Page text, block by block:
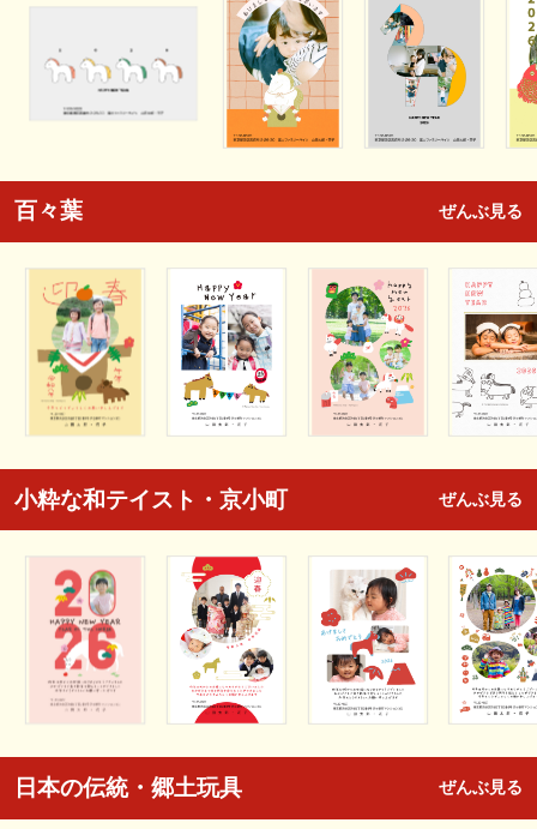
百々葉 ぜんぶ見る
小粋な和テイスト・京小町 ぜんぶ見る
日本の伝統・郷土玩具 ぜんぶ見る